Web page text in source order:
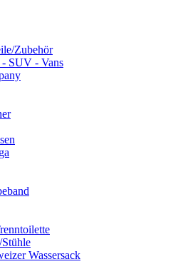
Zubehör
SUV - Vans
Wassersack